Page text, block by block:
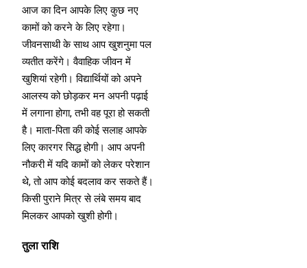
आज का दिन आपके लिए कुछ नए
कामों को करने के लिए रहेगा।
जीवनसाथी के साथ आप खुशनुमा पल
व्यतीत करेंगे। वैवाहिक जीवन में
खुशियां रहेगी। विद्यार्थियों को अपने
आलस्य को छोड़कर मन अपनी पढ़ाई
में लगाना होगा, तभी वह पूरा हो सकती
है। माता-पिता की कोई सलाह आपके
लिए कारगर सिद्ध होगी। आप अपनी
नौकरी में यदि कामों को लेकर परेशान
थे, तो आप कोई बदलाव कर सकते हैं।
किसी पुराने मित्र से लंबे समय बाद
मिलकर आपको खुशी होगी।
तुला राशि